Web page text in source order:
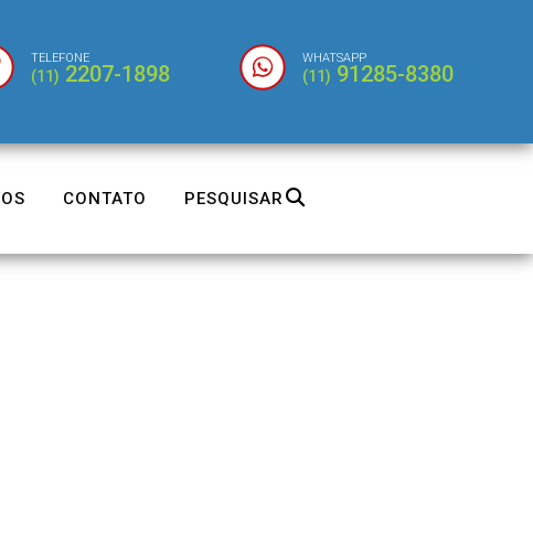
TELEFONE
(11) 2207-1898
WHATSAPP
(11) 91285-8380
CONTATO PESQUISAR